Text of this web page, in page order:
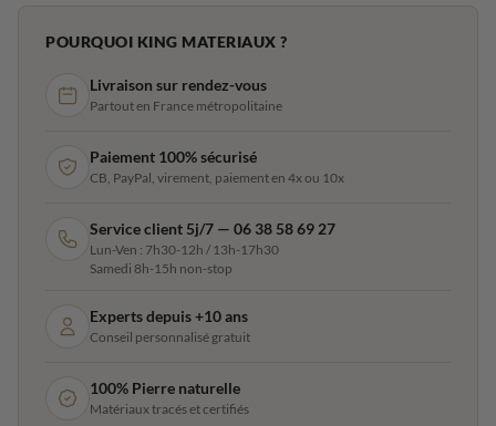
POURQUOI KING MATERIAUX ?
Livraison sur rendez-vous
Partout en France métropolitaine
Paiement 100% sécurisé
CB, PayPal, virement, paiement en 4x ou 10x
Service client 5j/7 — 06 38 58 69 27
Lun-Ven : 7h30-12h / 13h-17h30
Samedi 8h-15h non-stop
Experts depuis +10 ans
Conseil personnalisé gratuit
100% Pierre naturelle
Matériaux tracés et certifiés